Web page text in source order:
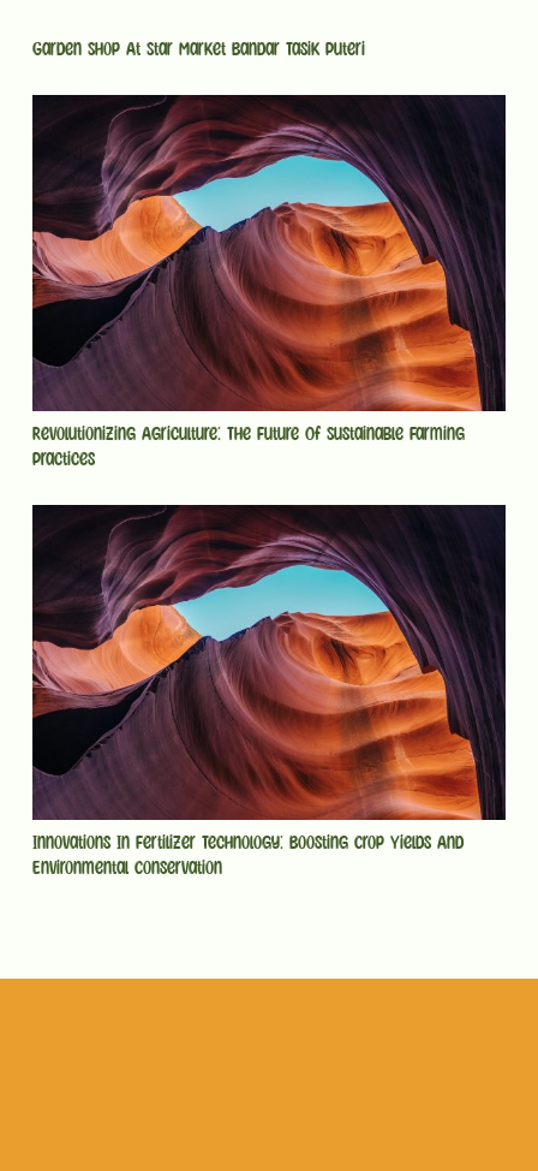
Garden Shop At Star Market Bandar Tasik Puteri
Revolutionizing Agriculture: The Future Of Sustainable Farming
Practices
Innovations In Fertilizer Technology: Boosting Crop Yields And
Environmental Conservation